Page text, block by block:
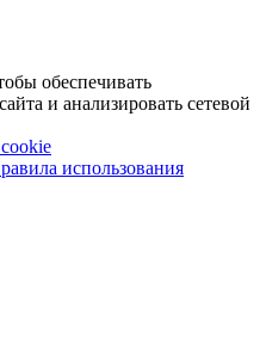
обеспечивать
и анализировать сетевой
использования